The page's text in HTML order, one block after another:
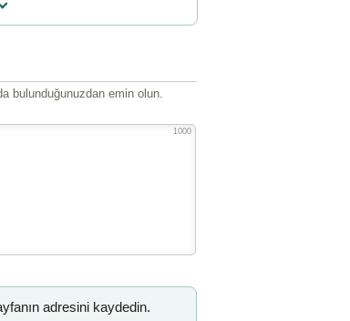
bulunduğunuzdan emin olun.
1000
adresini kaydedin.